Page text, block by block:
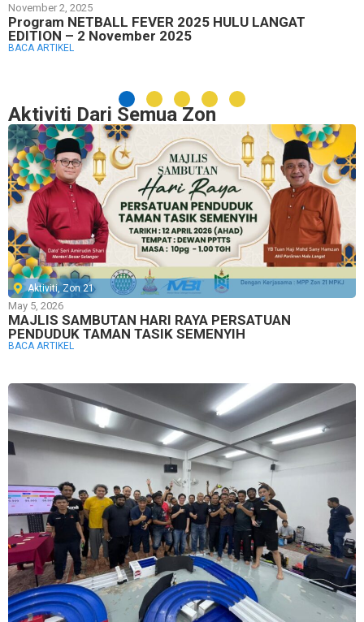
November 2, 2025
Program NETBALL FEVER 2025 HULU LANGAT
EDITION – 2 November 2025
BACA ARTIKEL
Aktiviti Dari Semua Zon
Aktiviti,Zon 21
May 5, 2026
MAJLIS SAMBUTAN HARI RAYA PERSATUAN
PENDUDUK TAMAN TASIK SEMENYIH
BACA ARTIKEL